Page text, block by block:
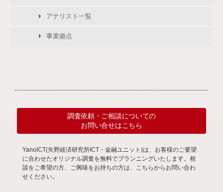
アナリスト一覧
事業拠点
調査依頼・ご相談についての
お問い合せはこちら
YanoICT(矢野経済研究所ICT・金融ユニット)は、お客様のご要望
に合わせたオリジナル調査を無料でプランニングいたします。相
談をご希望の方、ご興味をお持ちの方は、こちらからお問い合わ
せください。